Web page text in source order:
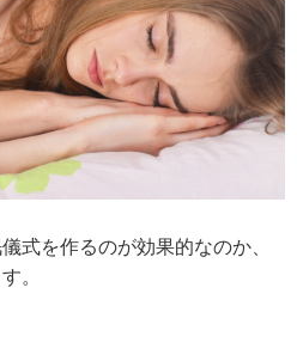
式を作るのが効果的なのか、
。